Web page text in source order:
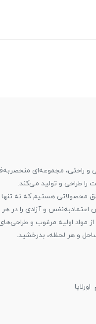
و راحتی، مجموعه‌ای
را طراحی و تولید می‌کند.
خلق محصولاتی هستیم که نه
اعتمادبه‌نفس و آزادی را در
مواد اولیه مرغوب و طراحی‌های
و هر لحظه، بدرخشید.